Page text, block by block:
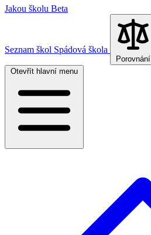
Jakou školu Beta
Seznam škol Spádová škola
Porovnání
Otevřít hlavní menu